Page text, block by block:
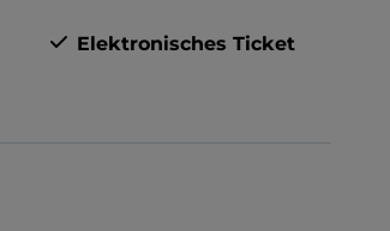
Elektronisches Ticket